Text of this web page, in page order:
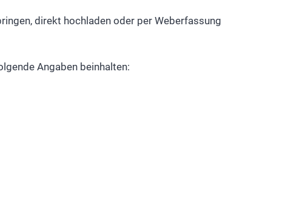
direkt hochladen oder per Weberfassung
Angaben beinhalten: